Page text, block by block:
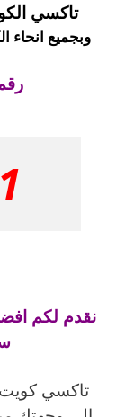
تاكسي
وبجميع انحاء
نقدم لكم
تاكسي كويت